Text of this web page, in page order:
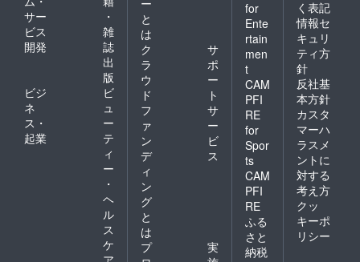
サー
ビス
開発
・
雑
誌
出
版
ビジ
ネ
ス・
起業
ビ
ュ
ー
テ
ィ
ー
・
ヘ
ル
ス
ケ
と
は
ク
ラ
ウ
ド
フ
ァ
ン
デ
ィ
ン
グ
と
は
サ
ポ
ー
ト
サ
ー
ビ
ス
プ
実
for
Ente
rtain
men
t
CAM
PFI
RE
for
Spor
ts
CAM
PFI
RE
ふる
さと
納税
く表記
情報セ
キュリ
ティ方
針
反社基
本方針
カスタ
マーハ
ラスメ
ントに
対する
考え方
クッ
キーポ
リシー